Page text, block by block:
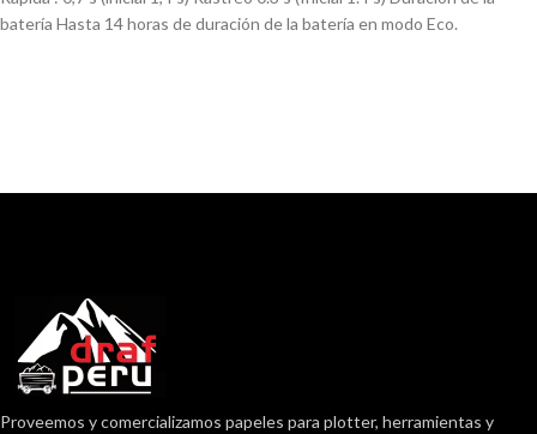
batería Hasta 14 horas de duración de la batería en modo Eco.
Proveemos y comercializamos papeles para plotter, herramientas y